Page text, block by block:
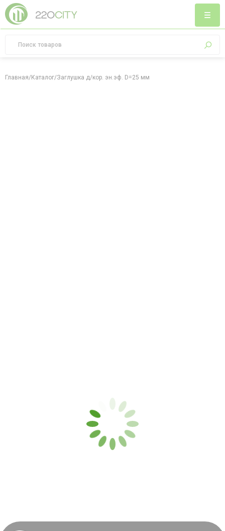
Главная/Каталог/Заглушка д/кор. эн.эф. D=25 мм